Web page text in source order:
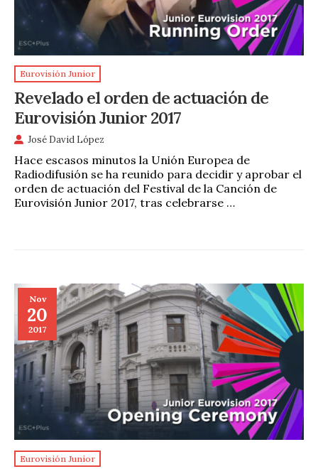
Eurovisión Junior
Revelado el orden de actuación de
Eurovisión Junior 2017
José David López
Hace escasos minutos la Unión Europea de
Radiodifusión se ha reunido para decidir y aprobar el
orden de actuación del Festival de la Canción de
Eurovisión Junior 2017, tras celebrarse …
Nov
20
2017
Eurovisión Junior